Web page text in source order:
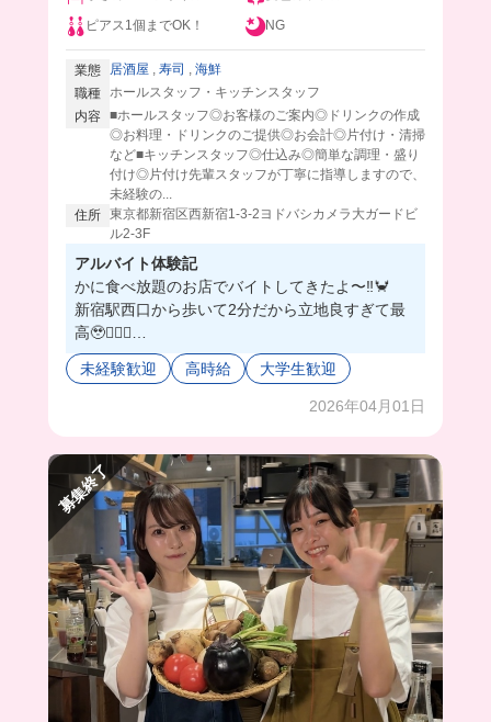
ピアス1個までOK！
NG
業態 居酒屋 , 寿司 , 海鮮
職種 ホールスタッフ・キッチンスタッフ
内容 ■ホールスタッフ◎お客様のご案内◎ドリンクの作成
◎お料理・ドリンクのご提供◎お会計◎片付け・清掃
など■キッチンスタッフ◎仕込み◎簡単な調理・盛り
付け◎片付け先輩スタッフが丁寧に指導しますので、
未経験の...
住所 東京都新宿区西新宿1-3-2ヨドバシカメラ大ガードビ
ル2‐3F
アルバイト体験記
かに食べ放題のお店でバイトしてきたよ〜‼️🦀
新宿駅西口から歩いて2分だから立地良すぎて最
高🥹🤦🏻‍♀️
しかも、時給1,400円なうえに、まかないは豪華
な海鮮丼が食べれちゃう😭💓
一緒に働く人たちはとにかく優しい人ばかりだか
未経験歓迎 高時給 大学生歓迎
2026年04月01日
募集終了